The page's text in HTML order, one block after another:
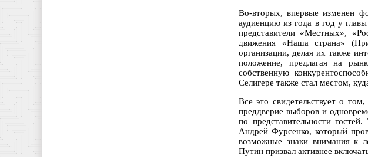
Во-вторых, впервые изменен
аудиенцию из года в год у
представители «Местных»,
движения «Наша страна»
организации, делая их также
положение, предлагая на
собственную
Селигере также стал местом,
Все это свидетельствует о
преддверие выборов и
по представительности
Андрей Фурсенко, который
возможные знаки внимания к
Путин призвал активнее